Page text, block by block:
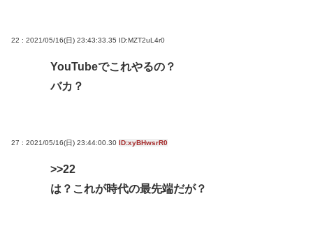
22 : 2021/05/16(日) 23:43:33.35 ID:MZT2uL4r0
YouTubeでこれやるの？
バカ？
27 : 2021/05/16(日) 23:44:00.30 ID:xyBHwsrR0
>>22
は？これが時代の最先端だが？